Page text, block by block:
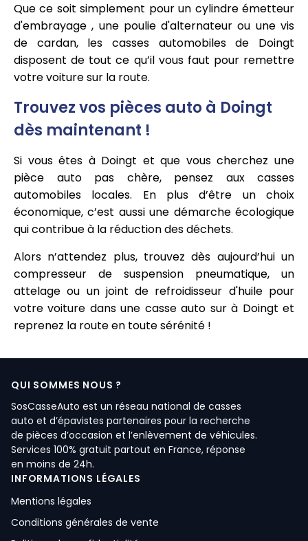
Que ce soit simplement pour un cylindre émetteur
d'embrayage , une poulie d'alternateur ou une vis
de cardan, les casses automobiles de Doingt
disposent de tout ce qu’il vous faut pour remettre
votre voiture sur la route.
Trouvez vos pièces auto à Doingt
dès maintenant !
Si vous êtes à Doingt et que vous cherchez une
pièce auto pas chère, pensez aux casses
automobiles locales. En plus d’être un choix
économique, c’est aussi une démarche écologique
qui contribue à la réduction des déchets.
Alors n’attendez plus, trouvez dès aujourd’hui un
compresseur de suspension pneumatique, un
attelage ou un joint de refroidisseur d'huile pour
votre voiture dans une casse auto sur à Doingt et
reprenez la route en toute sérénité !
QUI SOMMES NOUS ?
SosCasseAuto est un réseau national de casses
auto et d’épavistes partenaires pour la recherche
de pièces d’occasion et l’enlèvement de véhicules.
Services 100% gratuit partout en France, réponse
en moins de 24h.
INFORMATIONS LÉGALES
Mentions légales
Conditions générales de vente